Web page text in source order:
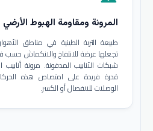
المرونة ومقاومة الهبوط الأرضي
طبيعة التربة الطينية في مناطق
تجعلها عرضة للانتفاخ والانكماش
قدرة فريدة على امتصاص هذه
الوصلات للانفصال أو الكسر.